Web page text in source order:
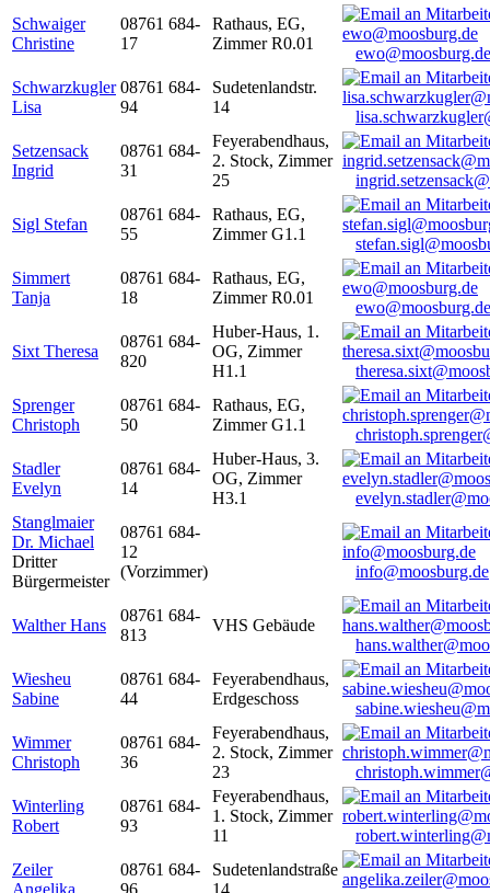
Schwaiger
Christine
08761 684-
17
Rathaus, EG,
Zimmer R0.01
ewo@moosburg.de
Schwarzkugler
Lisa
08761 684-
94
Sudetenlandstr.
14
Setzensack
Ingrid
08761 684-
31
Feyerabendhaus,
2. Stock, Zimmer
25
Sigl Stefan
08761 684-
55
Rathaus, EG,
Zimmer G1.1
Simmert
Tanja
08761 684-
18
Rathaus, EG,
Zimmer R0.01
ewo@moosburg.de
Sixt Theresa
08761 684-
820
Huber-Haus, 1.
OG, Zimmer
H1.1
Sprenger
Christoph
08761 684-
50
Rathaus, EG,
Zimmer G1.1
Stadler
Evelyn
08761 684-
14
Huber-Haus, 3.
OG, Zimmer
H3.1
Stanglmaier
Dr. Michael
Dritter
Bürgermeister
08761 684-
12
(Vorzimmer)
info@moosburg.de
Walther Hans
08761 684-
813
VHS Gebäude
Wiesheu
Sabine
08761 684-
44
Feyerabendhaus,
Erdgeschoss
Wimmer
Christoph
08761 684-
36
Feyerabendhaus,
2. Stock, Zimmer
23
Winterling
Robert
08761 684-
93
Feyerabendhaus,
1. Stock, Zimmer
11
Zeiler
Angelika
08761 684-
96
Sudetenlandstraße
14